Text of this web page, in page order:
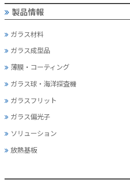
製品情報
ガラス材料
ガラス成型品
薄膜・コーティング
ガラス球・海洋探査機
ガラスフリット
ガラス偏光子
ソリューション
放熱基板